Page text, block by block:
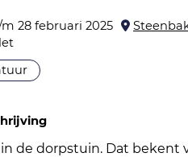
m 28 februari 2025
de dorpstuin. Dat bekent